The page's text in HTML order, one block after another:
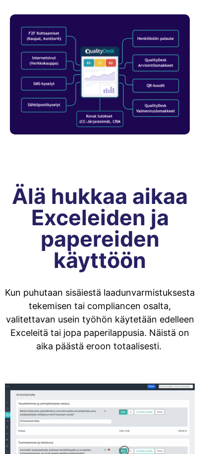
Älä hukkaa aikaa
Exceleiden ja
papereiden
käyttöön
Kun puhutaan sisäiestä laadunvarmistuksesta
tekemisen tai compliancen osalta,
valitettavan usein työhön käytetään edelleen
Exceleitä tai jopa paperilappusia. Näistä on
aika päästä eroon totaalisesti.